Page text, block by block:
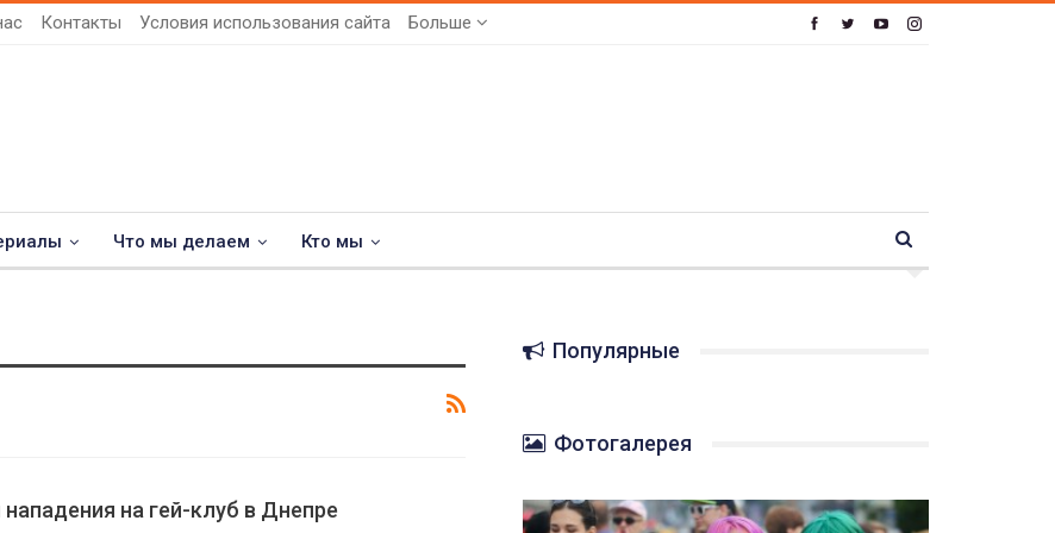
Контакты Условия использования сайта Больше
Что мы делаем Кто мы
на гей-клуб в Днепре
Популярные
Фотогалерея